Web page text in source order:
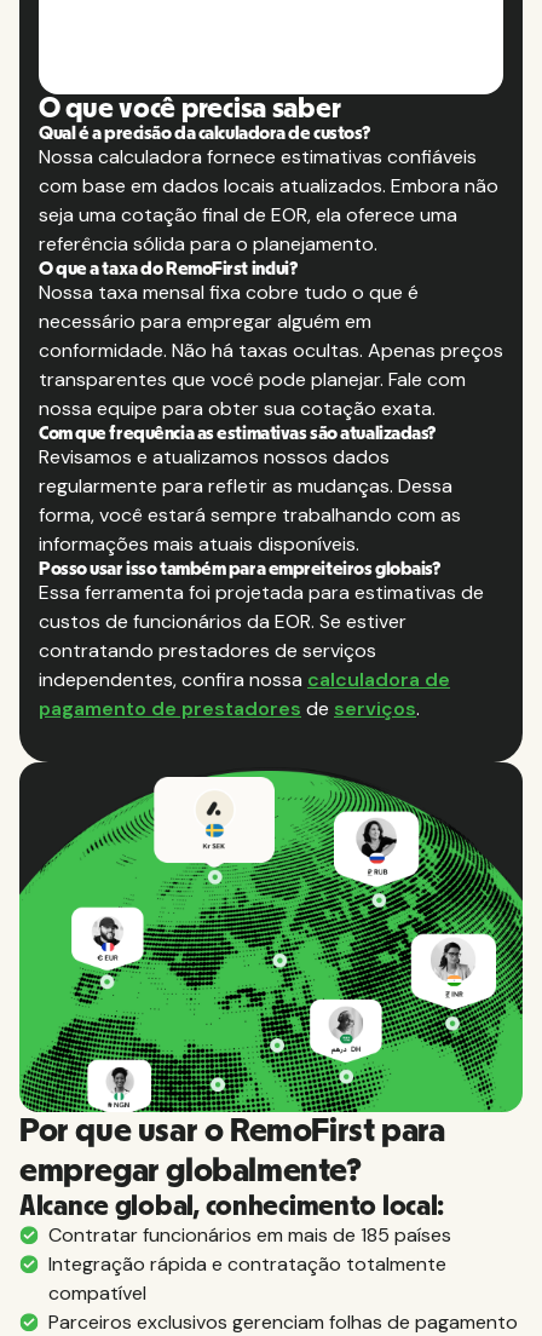
O que você precisa saber
Qual é a precisão da calculadora de custos?
Nossa calculadora fornece estimativas confiáveis
com base em dados locais atualizados. Embora não
seja uma cotação final de EOR, ela oferece uma
referência sólida para o planejamento.
O que a taxa do RemoFirst inclui?
Nossa taxa mensal fixa cobre tudo o que é
necessário para empregar alguém em
conformidade. Não há taxas ocultas. Apenas preços
transparentes que você pode planejar. Fale com
nossa equipe para obter sua cotação exata.
Com que frequência as estimativas são atualizadas?
Revisamos e atualizamos nossos dados
regularmente para refletir as mudanças. Dessa
forma, você estará sempre trabalhando com as
informações mais atuais disponíveis.
Posso usar isso também para empreiteiros globais?
Essa ferramenta foi projetada para estimativas de
custos de funcionários da EOR. Se estiver
contratando prestadores de serviços
independentes, confira nossa calculadora de
pagamento de prestadores de serviços.
Por que usar o RemoFirst para
empregar globalmente?
Alcance global, conhecimento local:
Contratar funcionários em mais de 185 países
Integração rápida e contratação totalmente
compatível
Parceiros exclusivos gerenciam folhas de pagamento